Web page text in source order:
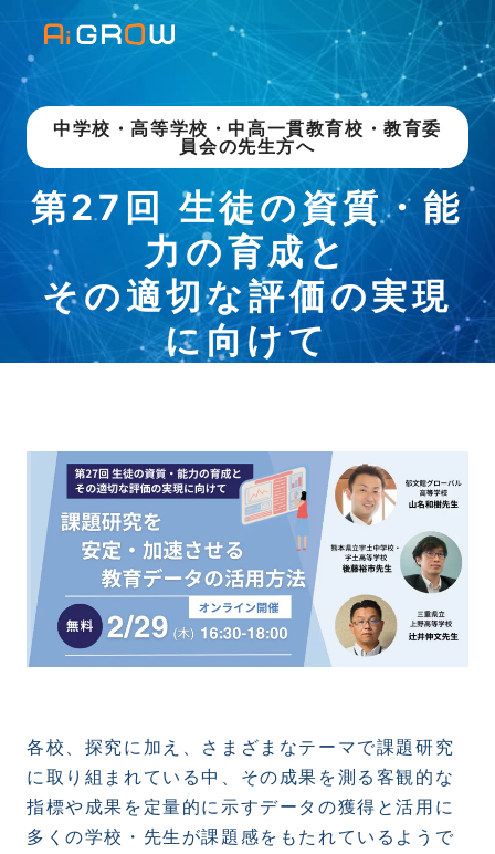
中学校・高等学校・中高一貫教育校・教育委
員会の先生方へ
第27回 生徒の資質・能
力の育成と
その適切な評価の実現
に向けて
各校、探究に加え、さまざまなテーマで課題研究
に取り組まれている中、その成果を測る客観的な
指標や成果を定量的に示すデータの獲得と活用に
多くの学校・先生が課題感をもたれているようで